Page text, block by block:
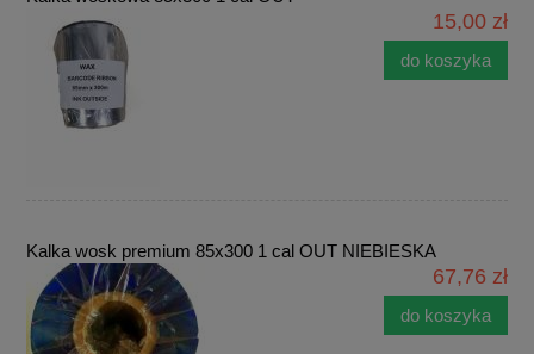
15,00 zł
do koszyka
Kalka wosk premium 85x300 1 cal OUT NIEBIESKA
67,76 zł
do koszyka